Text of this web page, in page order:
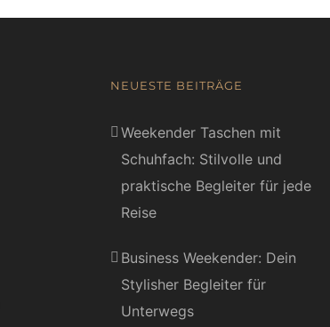
NEUESTE BEITRÄGE
Weekender Taschen mit
Schuhfach: Stilvolle und
praktische Begleiter für jede
Reise
Business Weekender: Dein
Stylisher Begleiter für
Unterwegs